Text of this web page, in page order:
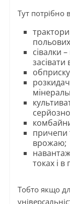
Тут потрібно
сівалки
засівати
причепи
врожаю;
токах і в
Тобто якщо